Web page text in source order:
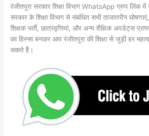
रंजीतपुरा सरकार शिक्षा विभाग WhatsApp ग्रुप लिंक
सरकार के शिक्षा विभाग से संबंधित सभी ताजातरीन घोषणाएं,
शिक्षक भर्ती, छात्रवृत्तियां, और अन्य शैक्षिक अपडेट्स
का हिस्सा बनकर आप रंजीतपुरा की शिक्षा से जुड़ी हर
सकते हैं।